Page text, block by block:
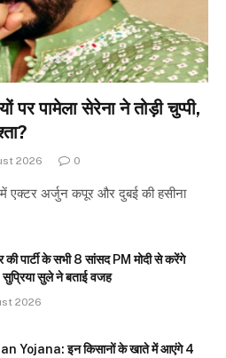
पामेला सेरेना ने तोड़ी चुप्पी,
2026 0
एक्टर अर्जुन कपूर और दुबई की हसीना
की पार्टी के सभी 8 सांसद PM मोदी से करेंगे
सुप्रिया सुले ने बताई वजह
2026
Yojana: इन किसानों के खाते में आएंगे 4